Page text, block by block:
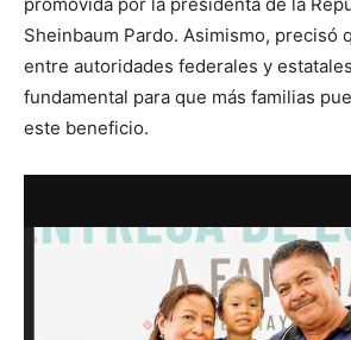
Sheinbaum Pardo. Asimismo, precisó
entre autoridades federales y
fundamental para que más familias
este beneficio.